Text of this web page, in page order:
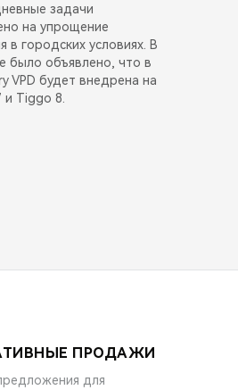
задачи
на упрощение
в городских условиях. В
было объявлено, что в
VPD будет внедрена на
Tiggo 8.
ПРОДАЖИ
для